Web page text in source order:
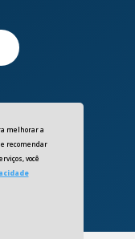
aqui
aqui
melhorar a
recomendar
você